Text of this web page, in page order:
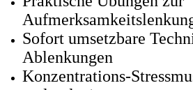
Sofort umsetzbare
Ablenkungen
Konzentrations-